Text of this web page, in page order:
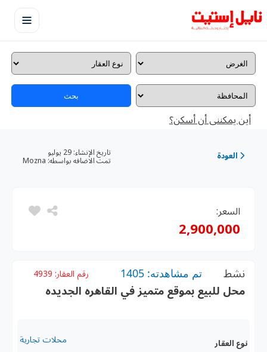
بحث
أين يمكننى أن أسكن؟
العودة تاريخ الإنشاء:
تمت الاضافه بواسطه: Mozna
السعر:
2,900,000
نشط تم مشاهدته: 1405 رقم العقار: 4939
محل للبيع بموقع متميز في القاهره الجديده
نوع العقار محلات تجارية